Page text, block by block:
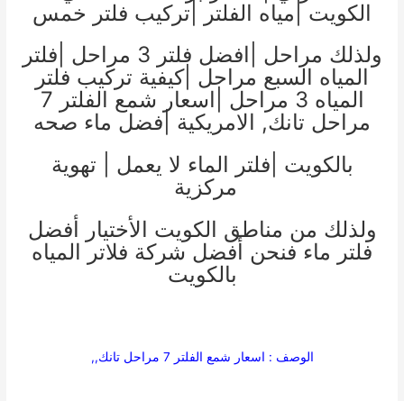
الكويت |مياه الفلتر |تركيب فلتر خمس
ولذلك مراحل |افضل فلتر 3 مراحل |فلتر
المياه السبع مراحل |كيفية تركيب فلتر
المياه 3 مراحل |اسعار شمع الفلتر 7
مراحل تانك, الامريكية |فضل ماء صحه
بالكويت |فلتر الماء لا يعمل | تهوية
مركزية
ولذلك من مناطق الكويت الأختيار أفضل
فلتر ماء فنحن أفضل شركة فلاتر المياه
بالكويت
الوصف : اسعار شمع الفلتر 7 مراحل تانك,,